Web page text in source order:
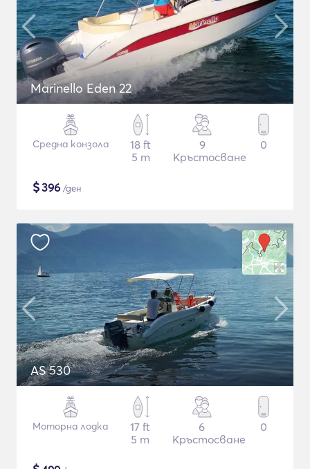
Marinello Eden 22
Средна конзола
18 ft
5 m
9
Кръстосване
0
$396 /ден
AS 530
Моторна лодка
17 ft
5 m
6
Кръстосване
0